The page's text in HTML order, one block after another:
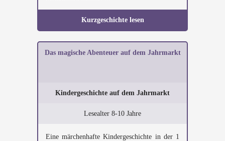
Kurzgeschichte lesen
Das magische Abenteuer auf dem Jahrmarkt
Kindergeschichte auf dem Jahrmarkt
Lesealter 8-10 Jahre
Eine märchenhafte Kindergeschichte in der 1